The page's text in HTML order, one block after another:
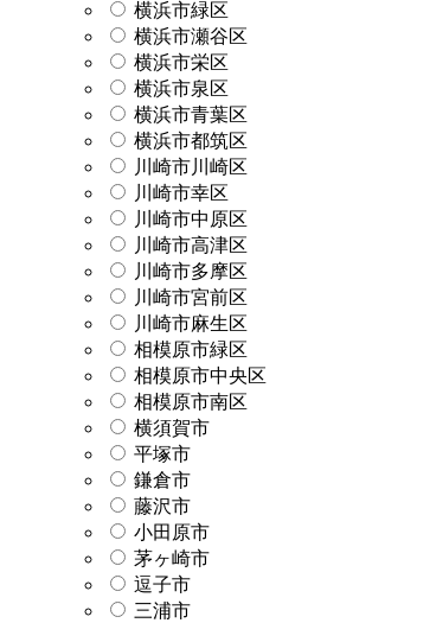
横浜市緑区
横浜市瀬谷区
横浜市栄区
横浜市泉区
横浜市青葉区
横浜市都筑区
川崎市川崎区
川崎市幸区
川崎市中原区
川崎市高津区
川崎市多摩区
川崎市宮前区
川崎市麻生区
相模原市緑区
相模原市中央区
相模原市南区
横須賀市
平塚市
鎌倉市
藤沢市
小田原市
茅ヶ崎市
逗子市
三浦市